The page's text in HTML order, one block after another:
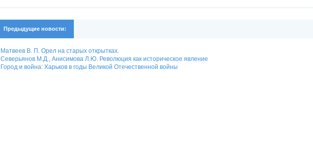
Предыдущие новости:
Матвеев В. П. Орел на старых открытках.
Северьянов М.Д., Анисимова Л.Ю. Революция как историческое явление
Город и война: Харьков в годы Великой Отечественной войны